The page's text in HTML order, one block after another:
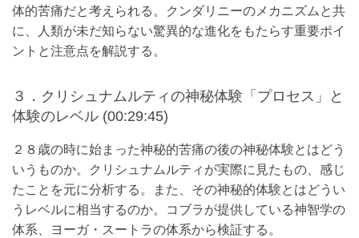
体的苦痛だと考えられる。クンダリニーのメカニズムと共
に、人類が未だ知らない驚異的な進化をもたらす重要ポイ
ントと注意点を解説する。
３．クリシュナムルティの神秘体験「プロセス」と
体験のレベル (00:29:45)
２８歳の時に始まった神秘的苦痛の後の神秘体験とはどう
いうものか。クリシュナムルティが実際に見たもの、感じ
たことを元に分析する。また、その神秘的体験とはどうい
うレベルに相当するのか。コブラが提供している神智学の
体系、ヨーガ・スートラの体系から検証する。